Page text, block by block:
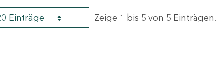
Einträge Zeige 1 bis 5 von 5 Einträgen.